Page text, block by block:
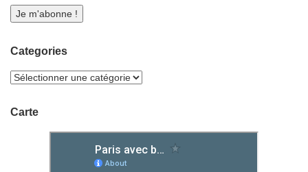
Categories
Carte